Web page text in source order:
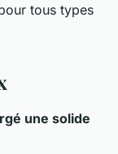
tous types
une solide